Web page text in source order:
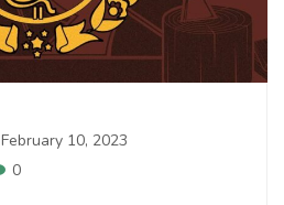
February 10, 2023
0